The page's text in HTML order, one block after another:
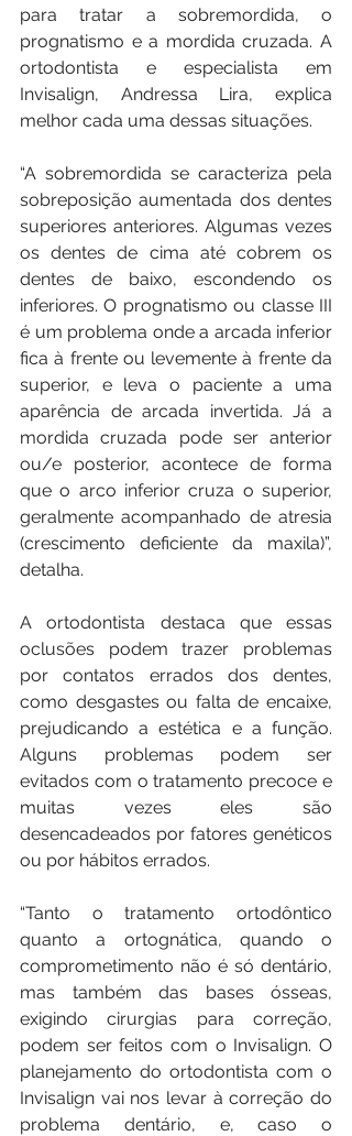
para tratar a sobremordida, o
prognatismo e a mordida cruzada. A
ortodontista e especialista em
Invisalign, Andressa Lira, explica
melhor cada uma dessas situações.
“A sobremordida se caracteriza pela
sobreposição aumentada dos dentes
superiores anteriores. Algumas vezes
os dentes de cima até cobrem os
dentes de baixo, escondendo os
inferiores. O prognatismo ou classe III
é um problema onde a arcada inferior
fica à frente ou levemente à frente da
superior, e leva o paciente a uma
aparência de arcada invertida. Já a
mordida cruzada pode ser anterior
ou/e posterior, acontece de forma
que o arco inferior cruza o superior,
geralmente acompanhado de atresia
(crescimento deficiente da maxila)”,
detalha.
A ortodontista destaca que essas
oclusões podem trazer problemas
por contatos errados dos dentes,
como desgastes ou falta de encaixe,
prejudicando a estética e a função.
Alguns problemas podem ser
evitados com o tratamento precoce e
muitas vezes eles são
desencadeados por fatores genéticos
ou por hábitos errados.
“Tanto o tratamento ortodôntico
quanto a ortognática, quando o
comprometimento não é só dentário,
mas também das bases ósseas,
exigindo cirurgias para correção,
podem ser feitos com o Invisalign. O
planejamento do ortodontista com o
Invisalign vai nos levar à correção do
problema dentário, e, caso o